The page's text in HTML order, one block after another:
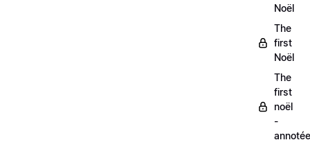
Noël
The
first
Noël
The
first
noël
-